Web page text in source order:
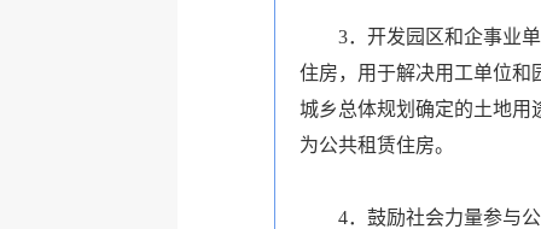
3．开发园区和企事业单
住房，用于解决用工单位和
城乡总体规划确定的土地用
为公共租赁住房。
4．鼓励社会力量参与公